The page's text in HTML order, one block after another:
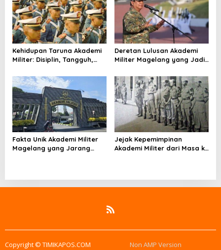
Kehidupan Taruna Akademi
Militer: Disiplin, Tangguh,
Deretan Lulusan Akademi
Militer Magelang yang Jadi
Fakta Unik Akademi Militer
Magelang yang Jarang
Jejak Kepemimpinan
Akademi Militer dari Masa ke
Copyright © TIMIKAPOS.COM Non AMP Version